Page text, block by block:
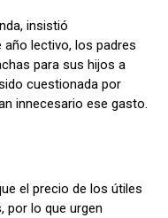
insistió
año lectivo, los padres
para sus hijos a
cuestionada por
innecesario ese gasto.
el precio de los útiles
por lo que urgen